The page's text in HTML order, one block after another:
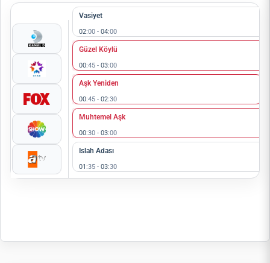
Vasiyet
02:00 - 04:00
Güzel Köylü
00:45 - 03:00
Aşk Yeniden
00:45 - 02:30
Muhtemel Aşk
00:30 - 03:00
Islah Adası
01:35 - 03:30